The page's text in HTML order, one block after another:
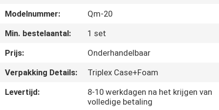
CONTACTEER
ONS
NIEUWS
BLOG
Modelnummer:
Qm-20
Min. bestelaantal:
1 set
Prijs:
Onderhandelbaar
Verpakking Details:
Triplex Case+Foam
Levertijd:
8-10 werkdagen na het krijgen van
volledige betaling